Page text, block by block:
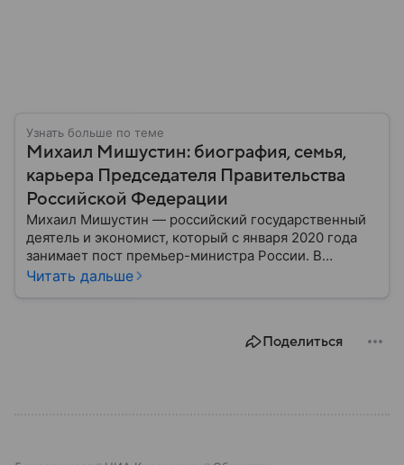
Узнать больше по теме
Михаил Мишустин: биография, семья,
карьера Председателя Правительства
Российской Федерации
Михаил Мишустин — российский государственный
деятель и экономист, который с января 2020 года
занимает пост премьер-министра России. В
прошлом — успешный руководитель Федеральной
Читать дальше
Поделиться